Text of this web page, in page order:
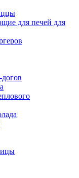
для печей для